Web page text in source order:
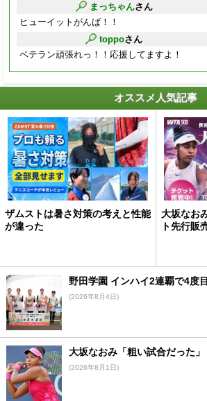
まっちゃんさん
ヒューイットがんば！！
toppoさん
ベテラン頑張れっ！！応援してますよ！
オススメ人気記事
ザムストは暑さ対策の考えと性能
が違った
大坂なお
ト先行販
野田学園 インハイ2連覇で4度
(2026年8月4日)
大坂なおみ「粗い試合だった」
(2026年8月1日)